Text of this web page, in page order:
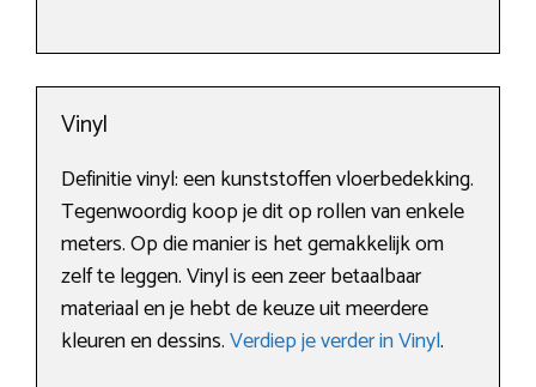
Vinyl
Definitie vinyl: een kunststoffen vloerbedekking.
Tegenwoordig koop je dit op rollen van enkele
meters. Op die manier is het gemakkelijk om
zelf te leggen. Vinyl is een zeer betaalbaar
materiaal en je hebt de keuze uit meerdere
kleuren en dessins.Verdiep je verder in Vinyl.